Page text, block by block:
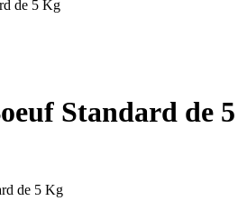
de 5 Kg
Standard de 5